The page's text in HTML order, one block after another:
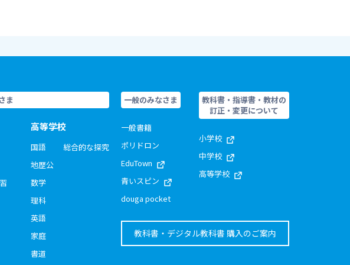
ま
高等学校
国語
地歴公
数学
理科
英語
家庭
書道
総合的な探究
一般のみなさま
一般書籍
ポリドロン
EduTown
青いスピン
douga pocket
教科書・指導書・教材の
訂正・変更について
小学校
中学校
高等学校
教科書・デジタル教科書 購入のご案内